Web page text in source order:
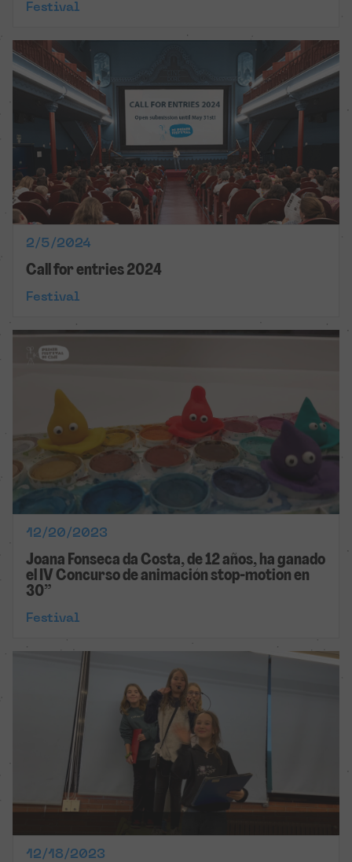
Festival
2/5/2024
Call for entries 2024
Festival
12/20/2023
Joana Fonseca da Costa, de 12 años, ha ganado
el IV Concurso de animación stop-motion en
30”
Festival
12/18/2023